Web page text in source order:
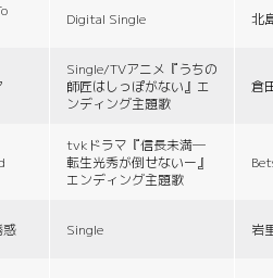
Digital Single 北
Single/TVアニメ『うちの
師匠はしっぽがない』エ
ンディング主題歌
倉
tvkドラマ『信長未満―
転生光秀が倒せないー』
エンディング主題歌
惑 Single 岩